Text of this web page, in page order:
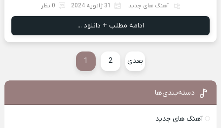
آهنگ های جدید 31 ژانویه 2024 0 نظر
ادامه مطلب + دانلود ...
1 2 بعدی
دسته‌بندی‌ها
آهنگ های جدید